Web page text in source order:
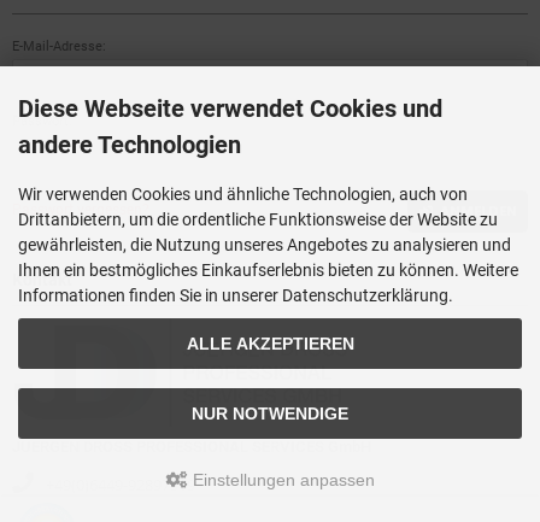
E-Mail-Adresse:
Passwort:
Passwort vergessen? ANMELDEN
Kontakt
+49(0)6449-92897919
Diese Webseite verwendet Cookies und
andere Technologien
Wir verwenden Cookies und ähnliche Technologien, auch von
Drittanbietern, um die ordentliche Funktionsweise der Website zu
gewährleisten, die Nutzung unseres Angebotes zu analysieren und
Ihnen ein bestmögliches Einkaufserlebnis bieten zu können. Weitere
Informationen finden Sie in unserer Datenschutzerklärung.
ALLE AKZEPTIEREN
NUR NOTWENDIGE
Einstellungen anpassen